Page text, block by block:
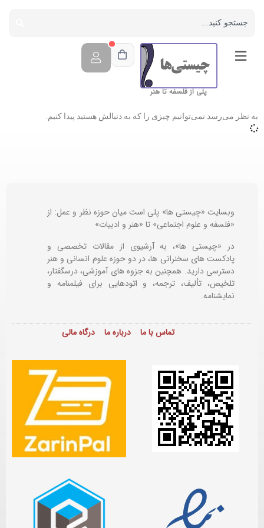
پلی از فلسفه تا هنر
به نظر می‌رسد نمی‌توانیم چیزی را که به دنبالش هستید پیدا کنیم.
وبسایت «چیستی ها» پلی است میان حوزه نظر و عمل: از
«فلسفه و علوم اجتماعی» تا «هنر و ادبیات»
در «چیستی ها»، به آرشیوی از مقالات تخصصی و
پادکست های سخنرانی ها، در دو حوزه علوم انسانی و هنر
دسترسی دارید. همچنین به جزوه های آموزشی، درسگفتار،
تلخیص، تألیف، ترجمه، و اتودهایی برایفیلمنامه و
نمایشنامه.
تماس با ما درباره ما درگاه مالی